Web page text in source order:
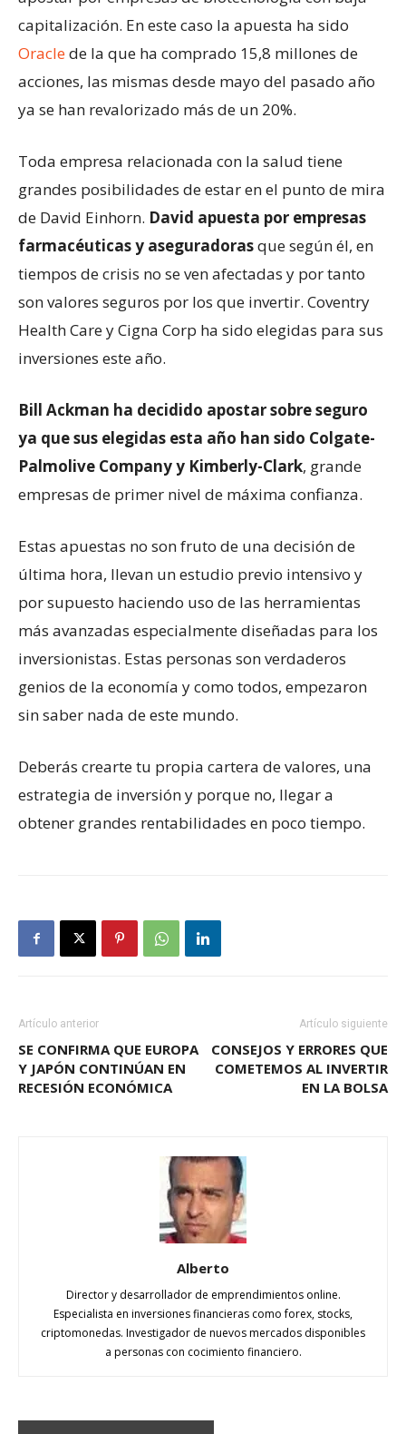
capitalización. En este caso la apuesta ha sido
Oraclede la que ha comprado 15,8 millones de
acciones, las mismas desde mayo del pasado año
ya se han revalorizado más de un 20%.
Toda empresa relacionada con la salud tiene
grandes posibilidades de estar en el punto de mira
de David Einhorn. David apuesta por empresas
farmacéuticas y aseguradorasque según él, en
tiempos de crisis no se ven afectadas y por tanto
son valores seguros por los que invertir. Coventry
Health Care y Cigna Corp ha sido elegidas para sus
inversiones este año.
Bill Ackman ha decidido apostar sobre seguro
ya que sus elegidas esta año han sido Colgate-
Palmolive Company y Kimberly-Clark, grande
empresas de primer nivel de máxima confianza.
Estas apuestas no son fruto de una decisión de
última hora, llevan un estudio previo intensivo y
por supuesto haciendo uso de las herramientas
más avanzadas especialmente diseñadas para los
inversionistas. Estas personas son verdaderos
genios de la economía y como todos, empezaron
sin saber nada de este mundo.
Deberás crearte tu propia cartera de valores, una
estrategia de inversión y porque no, llegar a
obtener grandes rentabilidades en poco tiempo.
Artículo anterior
SE CONFIRMA QUE EUROPA
Y JAPÓN CONTINÚAN EN
RECESIÓN ECONÓMICA
Artículo siguiente
CONSEJOS Y ERRORES QUE
COMETEMOS AL INVERTIR
EN LA BOLSA
Alberto
Director y desarrollador de emprendimientos online.
Especialista en inversiones financieras como forex, stocks,
criptomonedas. Investigador de nuevos mercados disponibles
a personas con cocimiento financiero.